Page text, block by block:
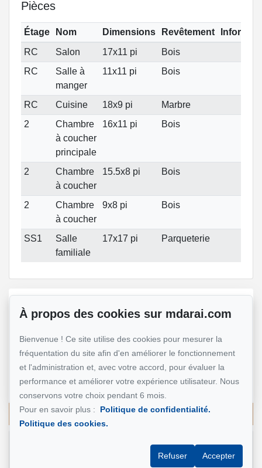
Pièces
Étage Nom Dimensions Revêtement
RC
Salon 17x11 pi
Bois
RC
Salle à
manger
11x11 pi Bois
RC Cuisine 18x9 pi
Marbre
2
Chambre
à coucher
principale
16x11 pi Bois
2
Chambre
à coucher
15.5x8 pi Bois
2
Chambre
à coucher
9x8 pi Bois
SS1
Salle
familiale
17x17 pi Parqueterie
Mohsen Darai
Courtier immobilier
514 924-7445
Écrivez-moi un courriel
À propos des cookies sur mdarai.com
Bienvenue ! Ce site utilise des cookies pour mesurer la
fréquentation du site afin d'en améliorer le fonctionnement
et l'administration et, avec votre accord, pour évaluer la
performance et améliorer votre expérience utilisateur. Nous
conservons votre choix pendant 6 mois.
Pour en savoir plus :
Politique de confidentialité.
Politique des cookies.
Refuser Accepter